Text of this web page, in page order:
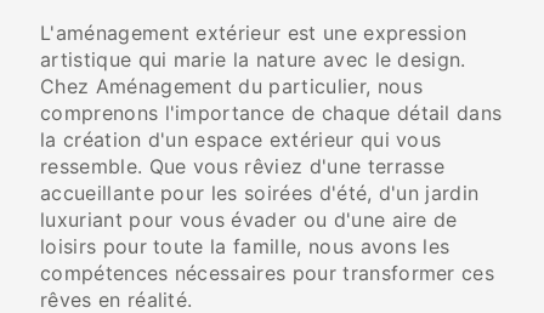
L'aménagement extérieur est une expression
artistique qui marie la nature avec le design.
Chez Aménagement du particulier, nous
comprenons l'importance de chaque détail dans
la création d'un espace extérieur qui vous
ressemble. Que vous rêviez d'une terrasse
accueillante pour les soirées d'été, d'un jardin
luxuriant pour vous évader ou d'une aire de
loisirs pour toute la famille, nous avons les
compétences nécessaires pour transformer ces
rêves en réalité.